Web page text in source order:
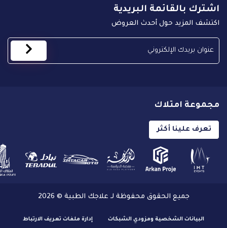
اشترك بالقائمة البريدية
اكتشف المزيد حول أحدث العروض
مجموعة امتلاك
تعرف علينا أكثر
جميع الحقوق محفوظة لـ علاجك الطبية © 2026
البيانات الشخصية ومزودي الشبكات إدارة ملفات تعريف الارتباط